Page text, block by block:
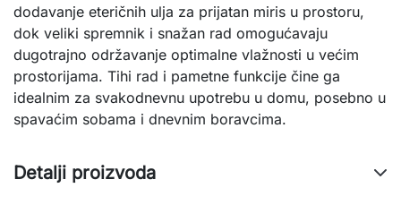
dodavanje eteričnih ulja za prijatan miris u prostoru,
dok veliki spremnik i snažan rad omogućavaju
dugotrajno održavanje optimalne vlažnosti u većim
prostorijama. Tihi rad i pametne funkcije čine ga
idealnim za svakodnevnu upotrebu u domu, posebno u
spavaćim sobama i dnevnim boravcima.
Detalji proizvoda